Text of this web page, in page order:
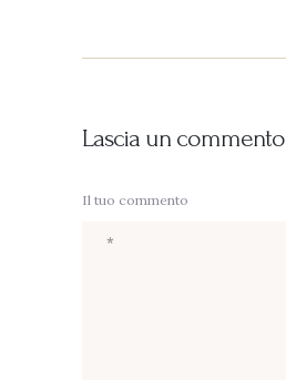
Lascia un commento
Il tuo commento